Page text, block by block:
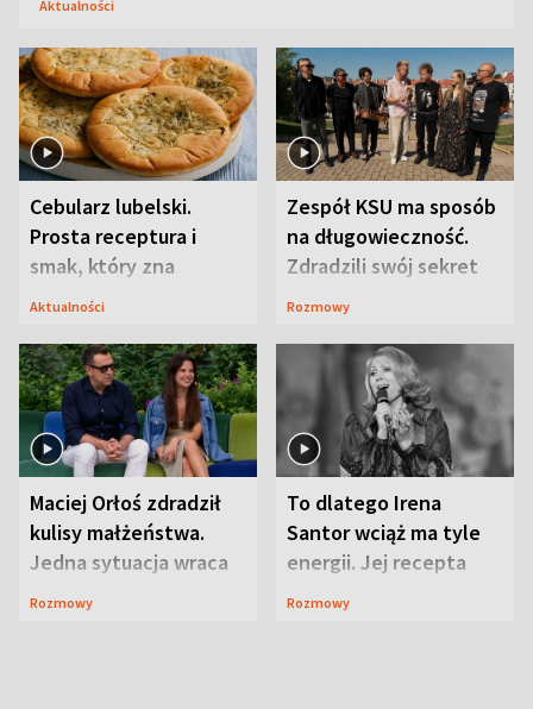
Aktualności
Cebularz lubelski.
Prosta receptura i
smak, który zna
Lubelszczyzna
Aktualności
Zespół KSU ma sposób
na długowieczność.
Zdradzili swój sekret
Rozmowy
Maciej Orłoś zdradził
kulisy małżeństwa.
Jedna sytuacja wraca
jak bumerang
Rozmowy
To dlatego Irena
Santor wciąż ma tyle
energii. Jej recepta
jest zaskakująco
Rozmowy